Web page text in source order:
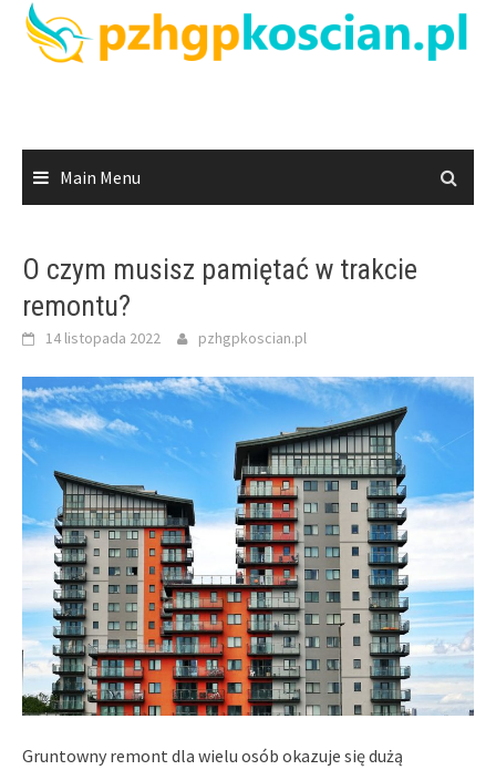
Skip
content
Main Menu
O czym musisz pamiętać w trakcie
remontu?
14 listopada 2022 pzhgpkoscian.pl
Gruntowny remont dla wielu osób okazuje się dużą